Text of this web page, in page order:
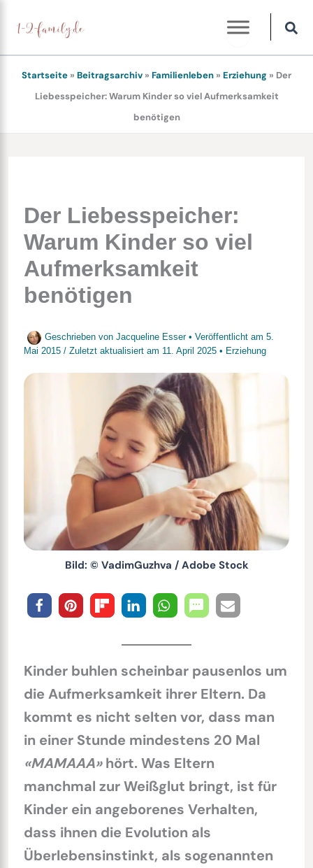
Inhalt
springen
Startseite » Beitragsarchiv » Familienleben » Erziehung » Der
Liebesspeicher: Warum Kinder so viel Aufmerksamkeit
benötigen
Der Liebesspeicher:
Warum Kinder so viel
Aufmerksamkeit
benötigen
Geschrieben von Jacqueline Esser • Veröffentlicht am 5.
Mai 2015 / Zuletzt aktualisiert am 11. April 2025• Erziehung
Bild: © VadimGuzhva / Adobe Stock
Kinder buhlen scheinbar pausenlos um
die Aufmerksamkeit ihrer Eltern. Da
kommt es nicht selten vor, dass man
in einer Stunde mindestens 20 Mal
«MAMAAA»hört. Was Eltern
manchmal zur Weißglut bringt, ist für
Kinder ein angeborenes Verhalten,
dass ihnen die Evolution als
Überlebensinstinkt, als sogenannten